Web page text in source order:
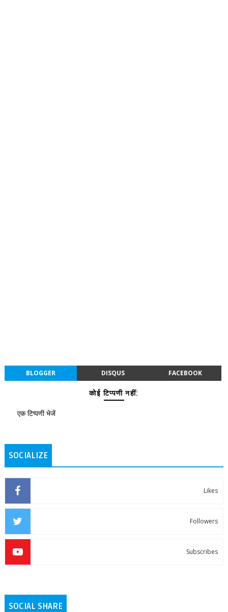
BLOGGER DISQUS FACEBOOK
कोई टिप्पणी नहीं:
एक टिप्पणी भेजें
SOCIALIZE
Likes
Followers
Subscribes
SOCIAL SHARE